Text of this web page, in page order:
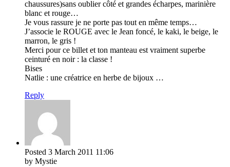
chaussures)sans oublier côté et grandes écharpes, marinière
blanc et rouge…
Je vous rassure je ne porte pas tout en même temps…
J’associe le ROUGE avec le Jean foncé, le kaki, le beige, le
marron, le gris !
Merci pour ce billet et ton manteau est vraiment superbe
ceinturé en noir : la classe !
Bises
Natlie : une créatrice en herbe de bijoux …
Reply
Posted 3 March 2011 11:06
by Mystie